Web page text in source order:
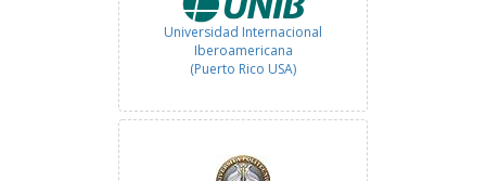
Universidad Internacional
Iberoamericana
(Puerto Rico USA)